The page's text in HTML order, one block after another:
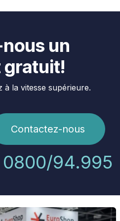
un
gratuit!
à la vitesse supérieure.
Contactez-nous
0800/94.995